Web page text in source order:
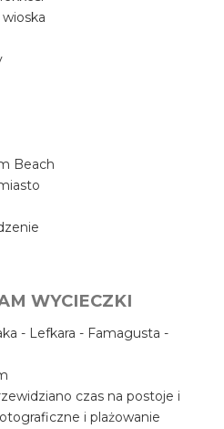
Beach
WYCIECZKI
- Lefkara - Famagusta -
czas na postoje i
i plażowanie